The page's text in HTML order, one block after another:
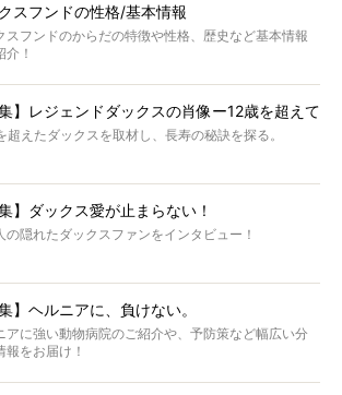
スフンドの性格/基本情報
スフンドのからだの特徴や性格、歴史など基本情報
介！
集】レジェンドダックスの肖像ー12歳を超えて
超えたダックスを取材し、長寿の秘訣を探る。
集】ダックス愛が止まらない！
の隠れたダックスファンをインタビュー！
集】ヘルニアに、負けない。
アに強い動物病院のご紹介や、予防策など幅広い分
報をお届け！